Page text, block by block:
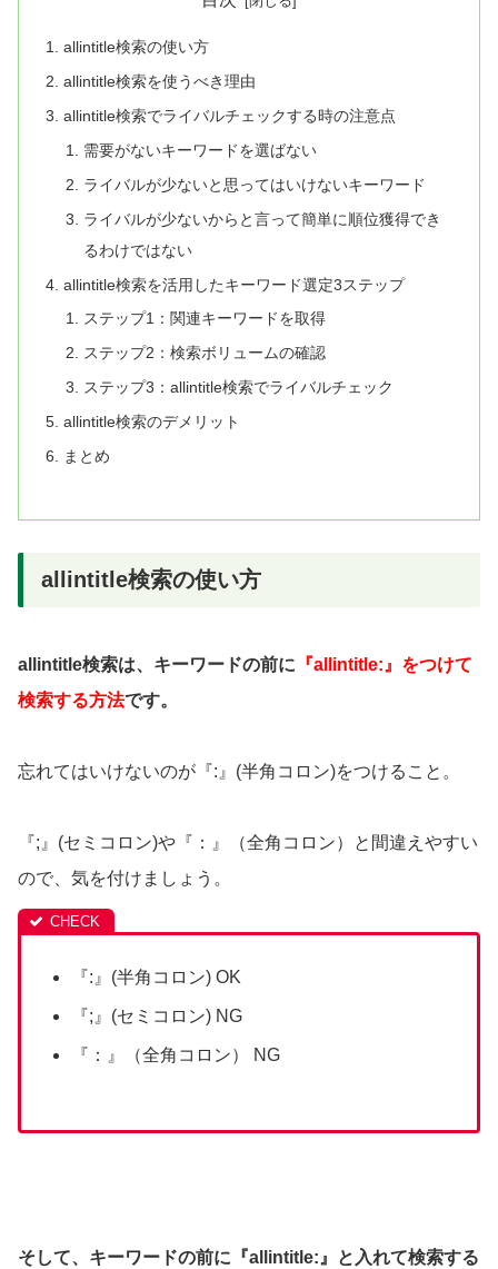
allintitle検索の使い方
allintitle検索を使うべき理由
allintitle検索でライバルチェックする時の注意点
需要がないキーワードを選ばない
ライバルが少ないと思ってはいけないキーワード
ライバルが少ないからと言って簡単に順位獲得でき
るわけではない
allintitle検索を活用したキーワード選定3ステップ
ステップ1：関連キーワードを取得
ステップ2：検索ボリュームの確認
ステップ3：allintitle検索でライバルチェック
allintitle検索のデメリット
まとめ
allintitle検索の使い方
allintitle検索は、キーワードの前に 『allintitle:』をつけて
検索する方法です。
忘れてはいけないのが『:』(半角コロン)をつけること。
『;』(セミコロン)や『：』（全角コロン）と間違えやすい
ので、気を付けましょう。
『:』(半角コロン) OK
『;』(セミコロン) NG
『：』（全角コロン） NG
そして、キーワードの前に『allintitle:』と入れて検索する